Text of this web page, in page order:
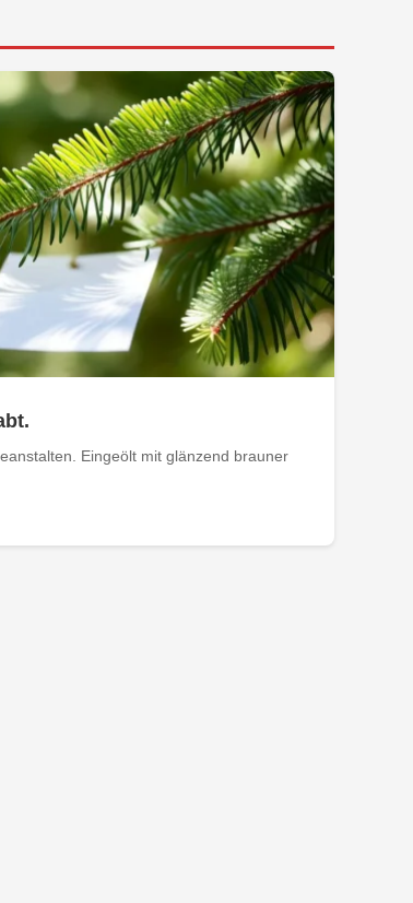
Eingeölt mit glänzend brauner